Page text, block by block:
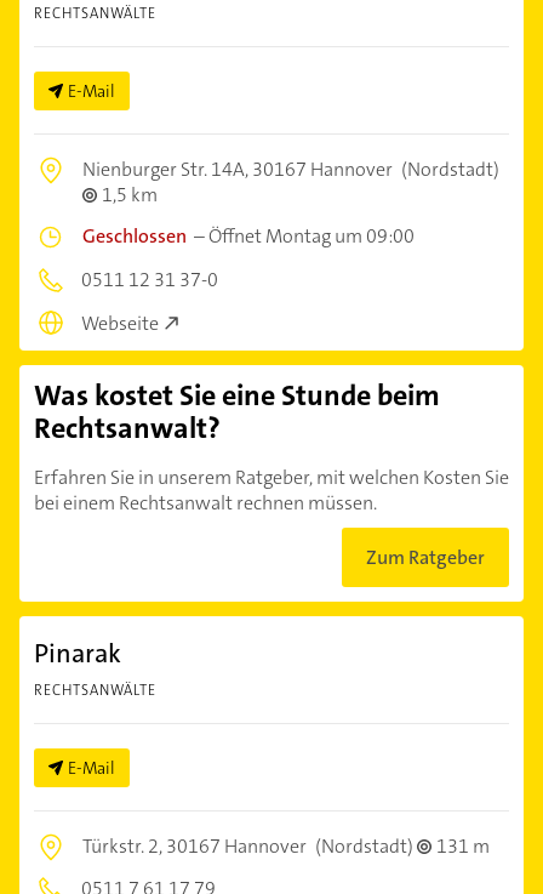
RECHTSANWÄLTE
E-Mail
Nienburger Str. 14A,30167 Hannover (Nordstadt)
1,5 km
Geschlossen –Öffnet Montag um 09:00
0511 12 31 37-0
Webseite
Was kostet Sie eine Stunde beim
Rechtsanwalt?
Erfahren Sie in unserem Ratgeber, mit welchen Kosten Sie
bei einem Rechtsanwalt rechnen müssen.
Zum Ratgeber
Pinarak
RECHTSANWÄLTE
E-Mail
Türkstr. 2,30167 Hannover (Nordstadt)
131 m
0511 7 61 17 79